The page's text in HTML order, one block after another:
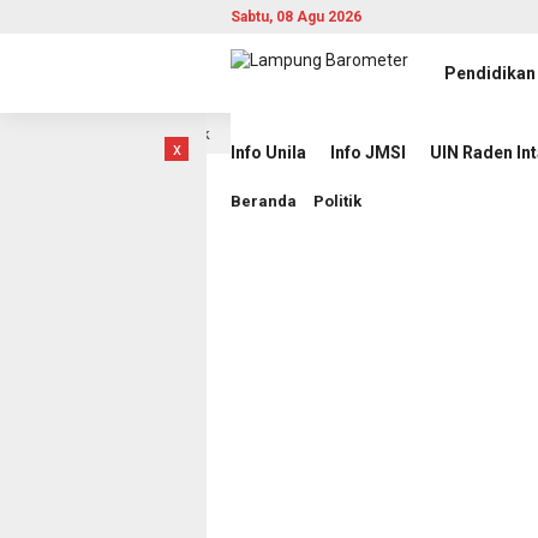
Sabtu, 08 Agu 2026
Pendidikan
Info Unila Info JMSI UIN Raden
x
9 jam lalu
Beranda Politik